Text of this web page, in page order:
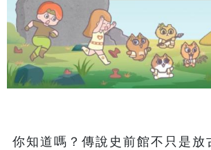
你知道嗎？傳說史前館不只是放